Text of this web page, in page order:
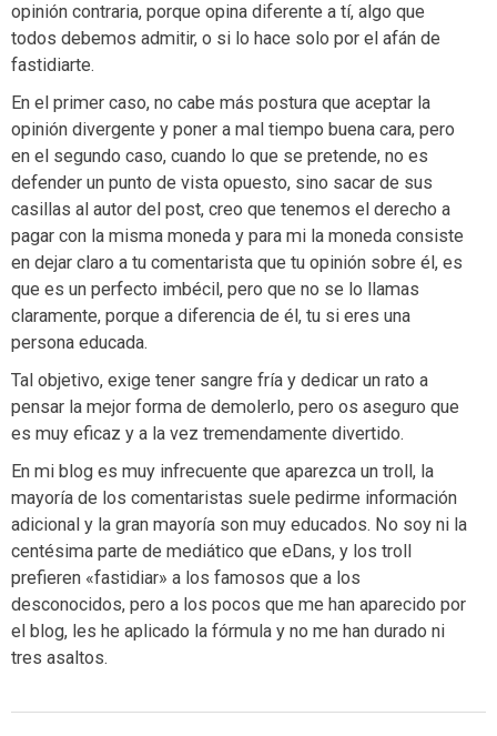
opinión contraria, porque opina diferente a tí, algo que
todos debemos admitir, o si lo hace solo por el afán de
fastidiarte.
En el primer caso, no cabe más postura que aceptar la
opinión divergente y poner a mal tiempo buena cara, pero
en el segundo caso, cuando lo que se pretende, no es
defender un punto de vista opuesto, sino sacar de sus
casillas al autor del post, creo que tenemos el derecho a
pagar con la misma moneda y para mi la moneda consiste
en dejar claro a tu comentarista que tu opinión sobre él, es
que es un perfecto imbécil, pero que no se lo llamas
claramente, porque a diferencia de él, tu si eres una
persona educada.
Tal objetivo, exige tener sangre fría y dedicar un rato a
pensar la mejor forma de demolerlo, pero os aseguro que
es muy eficaz y a la vez tremendamente divertido.
En mi blog es muy infrecuente que aparezca un troll, la
mayoría de los comentaristas suele pedirme información
adicional y la gran mayoría son muy educados. No soy ni la
centésima parte de mediático que eDans, y los troll
prefieren «fastidiar» a los famosos que a los
desconocidos, pero a los pocos que me han aparecido por
el blog, les he aplicado la fórmula y no me han durado ni
tres asaltos.